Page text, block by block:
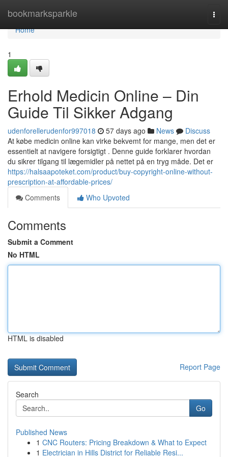
bookmarksparkle
Home
Home
1
Erhold Medicin Online – Din
Guide Til Sikker Adgang
udenforellerudenfor997018 57 days ago News
Discuss
At købe medicin online kan virke bekvemt for mange, men det er
essentielt at navigere forsigtigt . Denne guide forklarer hvordan
du sikrer tilgang til lægemidler på nettet på en tryg måde. Det er
https://halsaapoteket.com/product/buy-copyright-online-without-
prescription-at-affordable-prices/
Comments
Who Upvoted
Comments
Submit a Comment
No HTML
HTML is disabled
Report Page
Search
Go
Published News
1 CNC Routers: Pricing Breakdown & What to Expect
1 Electrician in Hills District for Reliable Resi...